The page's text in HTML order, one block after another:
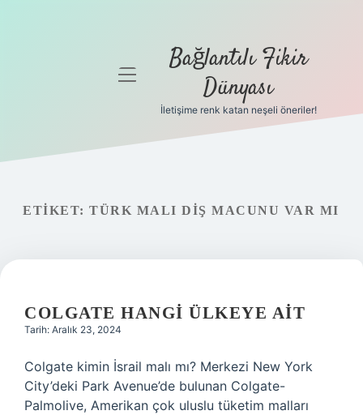
Gizlilik
Yasal Uyarı
Hakkımızda
menüyü
Bağlantılı Fikir
Dünyası
İletişime renk katan neşeli öneriler!
ETIKET: TÜRK MALI DIŞ MACUNU VAR MI
COLGATE HANGI ÜLKEYE AIT
Tarih: Aralık 23, 2024
Colgate kimin İsrail malı mı? Merkezi New York
City’deki Park Avenue’de bulunan Colgate-
Palmolive, Amerikan çok uluslu tüketim malları